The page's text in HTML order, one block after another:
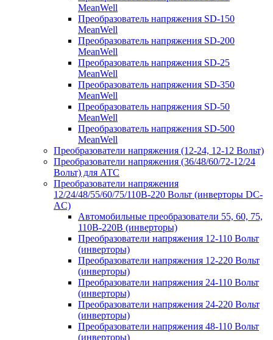
MeanWell
Преобразователь напряжения SD-150
MeanWell
Преобразователь напряжения SD-200
MeanWell
Преобразователь напряжения SD-25
MeanWell
Преобразователь напряжения SD-350
MeanWell
Преобразователь напряжения SD-50
MeanWell
Преобразователь напряжения SD-500
MeanWell
Преобразователи напряжения (12-24, 12-12 Вольт)
Преобразователи напряжения (36/48/60/72-12/24
Вольт) для АТС
Преобразователи напряжения
12/24/48/55/60/75/110В-220 Вольт (инверторы DC-
AC)
Автомобильные преобразователи 55, 60, 75,
110В-220В (инверторы)
Преобразователи напряжения 12-110 Вольт
(инверторы)
Преобразователи напряжения 12-220 Вольт
(инверторы)
Преобразователи напряжения 24-110 Вольт
(инверторы)
Преобразователи напряжения 24-220 Вольт
(инверторы)
Преобразователи напряжения 48-110 Вольт
(инверторы)